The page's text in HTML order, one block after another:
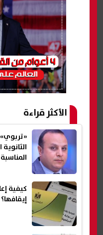
الأكثر قراءة
المناسبة
كيفية